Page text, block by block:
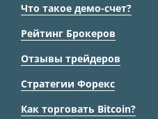
Что такое демо-счет?
Рейтинг Брокеров
Отзывы трейдеров
Стратегии Форекс
Как торговать Bitcoin?